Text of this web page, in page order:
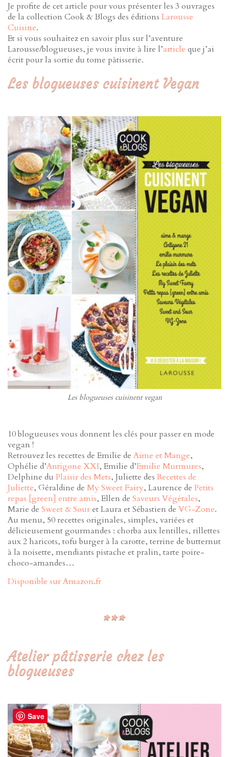
Je profite de cet article pour vous présenter les 3 ouvrages
de la collection Cook & Blogs des éditions Larousse
Cuisine.
Et si vous souhaitez en savoir plus sur l’aventure
Larousse/blogueuses, je vous invite à lire l’article que j’ai
écrit pour la sortie du tome pâtisserie.
Les blogueuses cuisinent Vegan
Les blogueuses cuisinent vegan
10 blogueuses vous donnent les clés pour passer en mode
vegan !
Retrouvez les recettes de Emilie de Aime et Mange,
Ophélie d’Antigone XXI, Emilie d’Emilie Murmures,
Delphine du Plaisir des Mets, Juliette des Recettes de
Juliette, Géraldine de My Sweet Fairy, Laurence de Petits
repas [green] entre amis, Ellen de Saveurs Végétales,
Marie de Sweet & Souret Laura et Sébastien de VG-Zone.
Au menu, 50 recettes originales, simples, variées et
délicieusement gourmandes : chorba aux lentilles, rillettes
aux 2 haricots, tofu burger à la carotte, terrine de butternut
à la noisette, mendiants pistache et pralin, tarte poire-
choco-amandes…
Disponible sur Amazon.fr
Atelier pâtisserie chez les
blogueuses
Save